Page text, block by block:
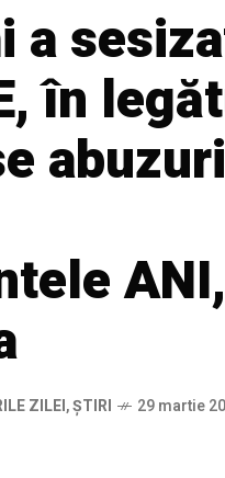
a
în
abuzuri
ANI,
ZILEI,ȘTIRI 29 martie